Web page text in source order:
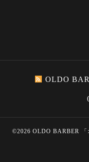
OLDO
©2026 OLDO BARBER 「